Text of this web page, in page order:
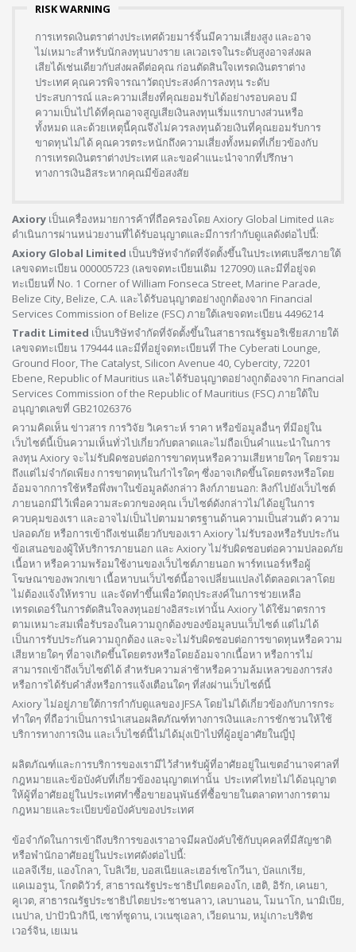
RISK WARNING
การเทรดเงินตราต่างประเทศด้วยมาร์จิ้นมีความเสี่ยงสูง และอาจ
ไม่เหมาะสำหรับนักลงทุนบางราย เลเวอเรจในระดับสูงอาจส่งผล
เสียได้เช่นเดียวกับส่งผลดีต่อคุณ ก่อนตัดสินใจเทรดเงินตราต่าง
ประเทศ คุณควรพิจารณาวัตถุประสงค์การลงทุน ระดับ
ประสบการณ์ และความเสี่ยงที่คุณยอมรับได้อย่างรอบคอบ มี
ความเป็นไปได้ที่คุณอาจสูญเสียเงินลงทุนเริ่มแรกบางส่วนหรือ
ทั้งหมด และด้วยเหตุนี้คุณจึงไม่ควรลงทุนด้วยเงินที่คุณยอมรับการ
ขาดทุนไม่ได้ คุณควรตระหนักถึงความเสี่ยงทั้งหมดที่เกี่ยวข้องกับ
การเทรดเงินตราต่างประเทศ และขอคำแนะนำจากที่ปรึกษา
ทางการเงินอิสระหากคุณมีข้อสงสัย
Axiory เป็นเครื่องหมายการค้าที่ถือครองโดย Axiory Global Limited และ
ดำเนินการผ่านหน่วยงานที่ได้รับอนุญาตและมีการกำกับดูแลดังต่อไปนี้:
Axiory Global Limited เป็นบริษัทจำกัดที่จัดตั้งขึ้นในประเทศเบลีซภายใต้
เลขจดทะเบียน 000005723 (เลขจดทะเบียนเดิม 127090) และมีที่อยู่จด
ทะเบียนที่ No. 1 Corner of William Fonseca Street, Marine Parade,
Belize City, Belize, C.A. และได้รับอนุญาตอย่างถูกต้องจาก Financial
Services Commission of Belize (FSC) ภายใต้เลขจดทะเบียน 4496214
Tradit Limited เป็นบริษัทจำกัดที่จัดตั้งขึ้นในสาธารณรัฐมอริเชียสภายใต้
เลขจดทะเบียน 179444 และมีที่อยู่จดทะเบียนที่ The Cyberati Lounge,
Ground Floor, The Catalyst, Silicon Avenue 40, Cybercity, 72201
Ebene, Republic of Mauritius และได้รับอนุญาตอย่างถูกต้องจาก Financial
Services Commission of the Republic of Mauritius (FSC) ภายใต้ใบ
อนุญาตเลขที่ GB21026376
ความคิดเห็น ข่าวสาร การวิจัย วิเคราะห์ ราคา หรือข้อมูลอื่นๆ ที่มีอยู่ใน
เว็บไซต์นี้เป็นความเห็นทั่วไปเกี่ยวกับตลาดและไม่ถือเป็นคำแนะนำในการ
ลงทุน Axiory จะไม่รับผิดชอบต่อการขาดทุนหรือความเสียหายใดๆ โดยรวม
ถึงแต่ไม่จำกัดเพียง การขาดทุนในกำไรใดๆ ซึ่งอาจเกิดขึ้นโดยตรงหรือโดย
อ้อมจากการใช้หรือพึ่งพาในข้อมูลดังกล่าว ลิงก์ภายนอก: ลิงก์ไปยังเว็บไซต์
ภายนอกมีไว้เพื่อความสะดวกของคุณ เว็บไซต์ดังกล่าวไม่ได้อยู่ในการ
ควบคุมของเรา และอาจไม่เป็นไปตามมาตรฐานด้านความเป็นส่วนตัว ความ
ปลอดภัย หรือการเข้าถึงเช่นเดียวกับของเรา Axiory ไม่รับรองหรือรับประกัน
ข้อเสนอของผู้ให้บริการภายนอก และ Axiory ไม่รับผิดชอบต่อความปลอดภัย
เนื้อหา หรือความพร้อมใช้งานของเว็บไซต์ภายนอก พาร์ทเนอร์หรือผู้
โฆษณาของพวกเขา เนื้อหาบนเว็บไซต์นี้อาจเปลี่ยนแปลงได้ตลอดเวลาโดย
ไม่ต้องแจ้งให้ทราบ และจัดทำขึ้นเพื่อวัตถุประสงค์ในการช่วยเหลือ
เทรดเดอร์ในการตัดสินใจลงทุนอย่างอิสระเท่านั้น Axiory ได้ใช้มาตรการ
ตามเหมาะสมเพื่อรับรองในความถูกต้องของข้อมูลบนเว็บไซต์ แต่ไม่ได้
เป็นการรับประกันความถูกต้อง และจะไม่รับผิดชอบต่อการขาดทุนหรือความ
เสียหายใดๆ ที่อาจเกิดขึ้นโดยตรงหรือโดยอ้อมจากเนื้อหา หรือการไม่
สามารถเข้าถึงเว็บไซต์ได้ สำหรับความล่าช้าหรือความล้มเหลวของการส่ง
หรือการได้รับคำสั่งหรือการแจ้งเตือนใดๆ ที่ส่งผ่านเว็บไซต์นี้
Axiory ไม่อยู่ภายใต้การกำกับดูแลของ JFSA โดยไม่ได้เกี่ยวข้องกับการกระ
ทำใดๆ ที่ถือว่าเป็นการนำเสนอผลิตภัณฑ์ทางการเงินและการชักชวนให้ใช้
บริการทางการเงิน และเว็บไซต์นี้ไม่ได้มุ่งเป้าไปที่ผู้อยู่อาศัยในญี่ปุ่
ผลิตภัณฑ์และการบริการของเรามีไว้สำหรับผู้ที่อาศัยอยู่ในเขตอำนาจศาลที่
กฎหมายและข้อบังคับที่เกี่ยวข้องอนุญาตเท่านั้น ประเทศไทยไม่ได้อนุญาต
ให้ผู้ที่อาศัยอยู่ในประเทศทำซื้อขายอนุพันธ์ที่ซื้อขายในตลาดทางการตาม
กฎหมายและระเบียบข้อบังคับของประเทศ
ข้อจำกัดในการเข้าถึงบริการของเราอาจมีผลบังคับใช้กับบุคคลที่มีสัญชาติ
หรือพำนักอาศัยอยู่ในประเทศดังต่อไปนี้:
แอลจีเรีย, แองโกลา, โบลิเวีย, บอสเนียและเฮอร์เซโกวีนา, บัลแกเรีย,
แคเมอรูน, โกตดิวัวร์, สาธารณรัฐประชาธิปไตยคองโก, เฮติ, อิรัก, เคนยา,
คูเวต, สาธารณรัฐประชาธิปไตยประชาชนลาว, เลบานอน, โมนาโก, นามิเบีย,
เนปาล, ปาปัวนิวกินี, เซาท์ซูดาน, เวเนซุเอลา, เวียดนาม, หมู่เกาะบริติช
เวอร์จิน, เยเมน